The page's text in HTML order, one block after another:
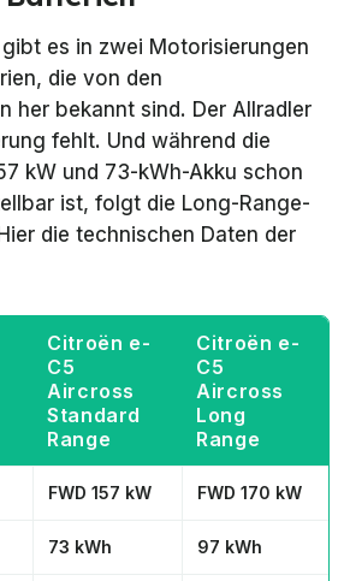
es in zwei Motorisierungen
die von den
her bekannt sind. Der Allradler
fehlt. Und während die
kW und 73-kWh-Akku schon
ist, folgt die Long-Range-
die technischen Daten der
Citroën e-
C5
Aircross
Standard
Range
Citroën e-
C5
Aircross
Long
Range
FWD 157 kW FWD 170 kW
73 kWh 97 kWh